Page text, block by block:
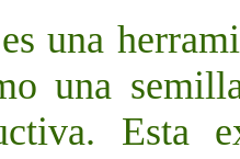
una
una
Esta